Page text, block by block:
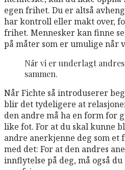
egen frihet. Du er altså
har kontroll eller makt over,
frihet. Mennesker kan finne
på måter som er umulige når
Når vi er underlagt
sammen.
Når Fichte så introduserer
blir det tydeligere at
den andre må ha en form for
like fot. For at du skal kunne
andre anerkjenne deg som
med det: For at den andres
innflytelse på deg, må også